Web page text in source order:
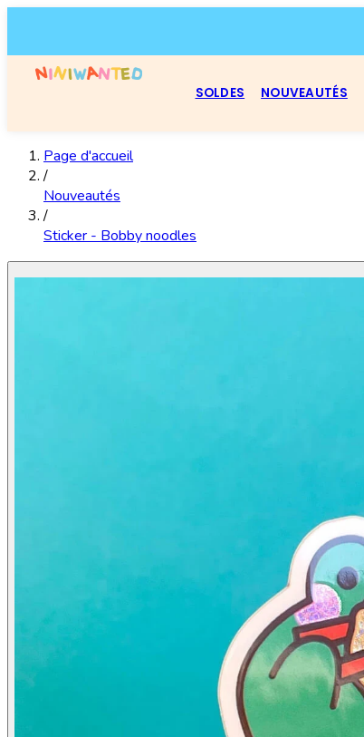
NOUVEAUTÉS
SOLDES
Page d'accueil
/
Nouveautés
/
Sticker - Bobby noodles